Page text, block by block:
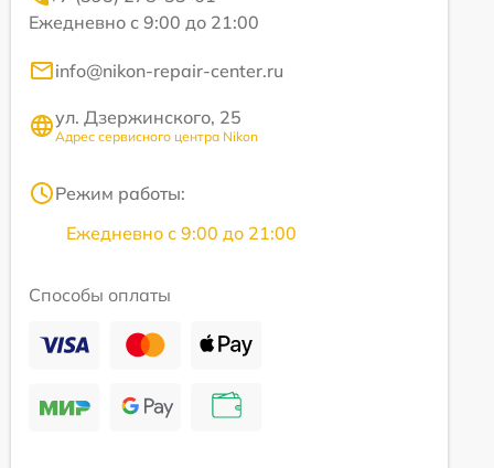
Ежедневно с 9:00 до 21:00
info@nikon-repair-center.ru
ул. Дзержинского, 25
Адрес сервисного центра Nikon
Режим работы:
Ежедневно с 9:00 до 21:00
Способы оплаты